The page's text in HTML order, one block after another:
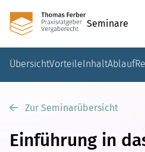
Seminare
ÜbersichtVorteileInhaltAblauf
Zur Seminarübersicht
Einführung in